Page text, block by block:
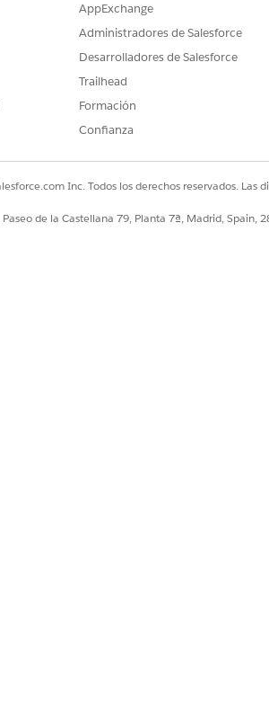
servicio piloto o beta que está
Acuerdo piloto unificado por escrito si
condicionesde productos. El uso de
DE USUARIO NECESARIOS
Conjunto de permisos
Tableau Next Admin
de datos por lotes en Tableau
AppExchange
Administradores de Salesforce
Desarrolladores de Salesforce
Trailhead
Formación
Confianza
Inc. Todos los derechos reservados. Las
Paseo de la Castellana 79, Planta 7ª, Madrid, Spain,